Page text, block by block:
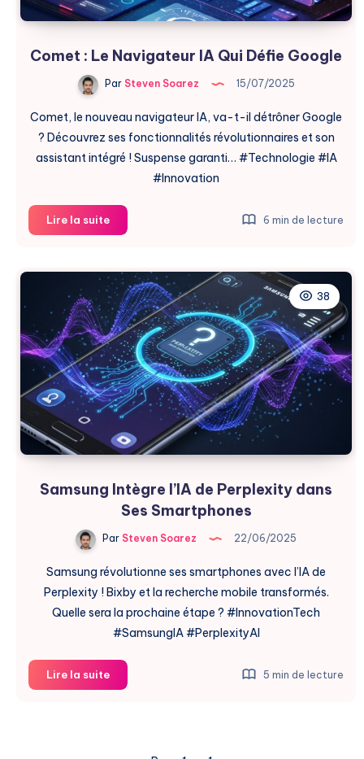
Comet : Le Navigateur IA Qui Défie Google
ParSteven Soarez 15/07/2025
Comet, le nouveau navigateur IA, va-t-il détrôner Google
? Découvrez ses fonctionnalités révolutionnaires et son
assistant intégré ! Suspense garanti… #Technologie #IA
#Innovation
Lire la suiteComet
:
Navigateur
IA
Qui
Défie
Google
6 min de lecture
38
Samsung Intègre l’IA de Perplexity dans
Ses Smartphones
Par Steven Soarez 22/06/2025
Samsung révolutionne ses smartphones avec l’IA de
Perplexity ! Bixby et la recherche mobile transformés.
Quelle sera la prochaine étape ? #InnovationTech
#SamsungIA #PerplexityAI
Lire la suiteSamsung
Intègre
5 min de lecture